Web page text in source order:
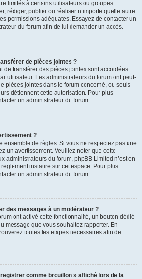
limités à certains utilisateurs ou groupes
rédiger, publier ou réaliser n’importe quelle autre
permissions adéquates. Essayez de contacter un
du forum afin de lui demander un accès.
de pièces jointes ?
de transférer des pièces jointes sont accordées
utilisateur. Les administrateurs du forum ont peut-
pièces jointes dans le forum concerné, ou seuls
détiennent cette autorisation. Pour plus
un administrateur du forum.
?
ensemble de règles. Si vous ne respectez pas une
un avertissement. Veuillez noter que cette
administrateurs du forum, phpBB Limited n’est en
instauré sur cet espace. Pour plus
un administrateur du forum.
des messages à un modérateur ?
ont activé cette fonctionnalité, un bouton dédié
message que vous souhaitez rapporter. En
toutes les étapes nécessaires afin de
comme brouillon » affiché lors de la